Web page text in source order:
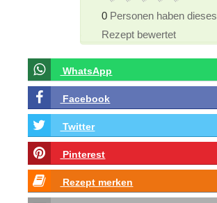
0 Personen haben dieses
Rezept bewertet
WhatsApp
Facebook
Twitter
Pinterest
Rezept merken